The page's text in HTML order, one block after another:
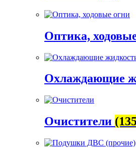
Оптика,
Охлаждающие
Очистители